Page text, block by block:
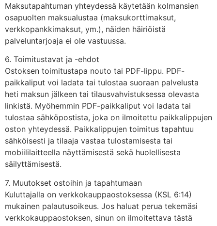
Maksutapahtuman yhteydessä käytetään kolmansien
osapuolten maksualustaa (maksukorttimaksut,
verkkopankkimaksut, ym.), näiden häiriöistä
palveluntarjoaja ei ole vastuussa.
6. Toimitustavat ja -ehdot
Ostoksen toimitustapa nouto tai PDF-lippu. PDF-
paikkaliput voi ladata tai tulostaa suoraan palvelusta
heti maksun jälkeen tai tilausvahvistuksessa olevasta
linkistä. Myöhemmin PDF-paikkaliput voi ladata tai
tulostaa sähköpostista, joka on ilmoitettu paikkalippujen
oston yhteydessä. Paikkalippujen toimitus tapahtuu
sähköisesti ja tilaaja vastaa tulostamisesta tai
mobiililaitteella näyttämisestä sekä huolellisesta
säilyttämisestä.
7. Muutokset ostoihin ja tapahtumaan
Kuluttajalla on verkkokauppaostoksessa (KSL 6:14)
mukainen palautusoikeus. Jos haluat perua tekemäsi
verkkokauppaostoksen, sinun on ilmoitettava tästä